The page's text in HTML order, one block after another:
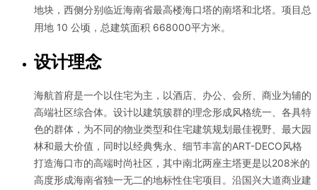
地块，西侧分别临近海南省最高楼海口塔的南塔和北塔。项目总
用地 10 公顷，总建筑面积 668000平方米。
设计理念
海航首府是一个以住宅为主，以酒店、办公、会所、商业为辅的
高端社区综合体。设计以建筑簇群的理念形成风格统一、各具特
色的群体，为不同的物业类型和住宅建筑规划最佳视野、最大园
林和最大价值，同时以经典隽永、细节丰富的ART-DECO风格
打造海口市的高端时尚社区，其中南北两座主塔更是以208米的
高度形成海南省独一无二的地标性住宅项目。沿国兴大道商业建